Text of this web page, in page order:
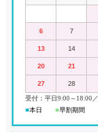
6 7
13 14
20 21
27 28
受付：平日9:00 ～18:00 ／
■本日 ■早割期間